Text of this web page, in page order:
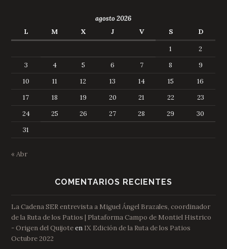
agosto 2026
L
M X J V S
D
1
2
3
4 5 6 7 8
9
10
11 12 13 14 15
16
17
18 19 20 21 22
23
24
25 26 27 28 29
30
31
« Abr
COMENTARIOS RECIENTES
La Cadena SER entrevista a Miguel Ángel Brazales, coordinador
de la Ruta de los Patios | Plataforma Campo de Montiel Histrico
- Origen del Quijoteen IX Edición de la Ruta de los Patios
Octubre 2022